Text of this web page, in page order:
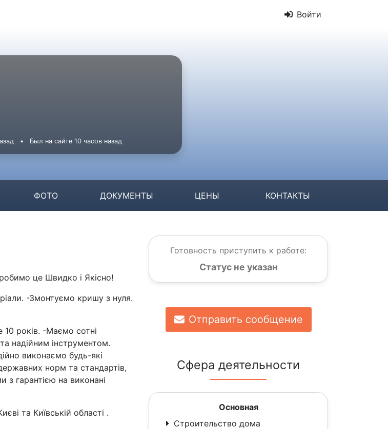
Войти
• Был на сайте 10 часов назад
ФОТО ДОКУМЕНТЫ ЦЕНЫ КОНТАКТЫ
це Швидко і Якісно!
-Змонтуємо кришу з нуля.
років. -Маємо сотні
надійним інструментом.
виконаємо будь-які
норм та стандартів,
з гарантією на виконані
та Київській області .
Готовность приступить к работе:
Статус не указан
Отправить сообщение
Сфера деятельности
Основная
Строительство дома